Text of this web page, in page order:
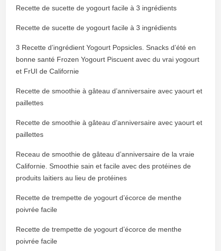
Recette de sucette de yogourt facile à 3 ingrédients
Recette de sucette de yogourt facile à 3 ingrédients
3 Recette d’ingrédient Yogourt Popsicles. Snacks d’été en
bonne santé Frozen Yogourt Piscuent avec du vrai yogourt
et FrUI de Californie
Recette de smoothie à gâteau d’anniversaire avec yaourt et
paillettes
Recette de smoothie à gâteau d’anniversaire avec yaourt et
paillettes
Receau de smoothie de gâteau d’anniversaire de la vraie
Californie. Smoothie sain et facile avec des protéines de
produits laitiers au lieu de protéines
Recette de trempette de yogourt d’écorce de menthe
poivrée facile
Recette de trempette de yogourt d’écorce de menthe
poivrée facile